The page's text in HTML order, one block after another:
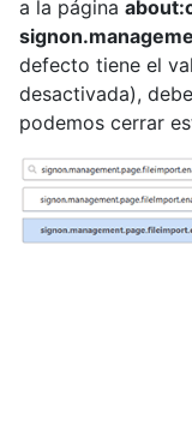
a la página
defecto tiene el
desactivada),
podemos cerrar